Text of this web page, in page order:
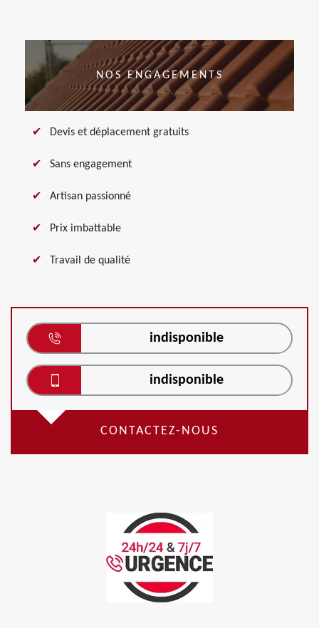
NOS ENGAGEMENTS
Devis et déplacement gratuits
Sans engagement
Artisan passionné
Prix imbattable
Travail de qualité
indisponible
indisponible
CONTACTEZ-NOUS